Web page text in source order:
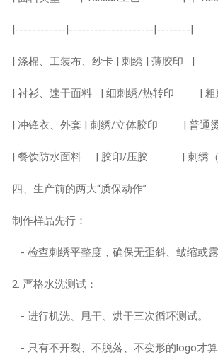
|------------|--------------------|--------|
| 涤棉、工装布、纱卡 | 刺绣 | 薄胶印 |
| 衬衫、速干面料 | 细刺绣/热转印 |
| 冲锋衣、外套 | 刺绣/立体胶印 | 普通
| 餐饮防水面料 | 胶印/压胶 | 刺绣（
四、生产前的两大“质保动作”
制作样品先行：
- 检查刺绣平整度，确保无歪斜、皱缩或露
2. 严格水洗测试：
- 进行机洗、甩干、烘干三次循环测试。
- 只有不开裂、不脱落、不变形的logo才算